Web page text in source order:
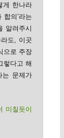
게 한나라
의’라는
알려주시
도, 이곳
으로 주장
렇다고 해
는 문제가
미칠듯이